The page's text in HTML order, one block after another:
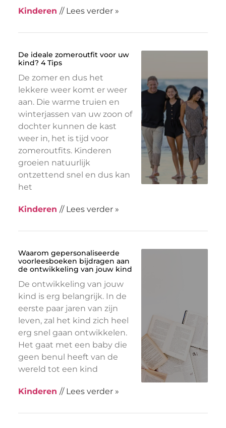
Kinderen // Lees verder »
De ideale zomeroutfit voor uw
kind? 4 Tips
De zomer en dus het
lekkere weer komt er weer
aan. Die warme truien en
winterjassen van uw zoon of
dochter kunnen de kast
weer in, het is tijd voor
zomeroutfits. Kinderen
groeien natuurlijk
ontzettend snel en dus kan
het
Kinderen // Lees verder »
Waarom gepersonaliseerde
voorleesboeken bijdragen aan
de ontwikkeling van jouw kind
De ontwikkeling van jouw
kind is erg belangrijk. In de
eerste paar jaren van zijn
leven, zal het kind zich heel
erg snel gaan ontwikkelen.
Het gaat met een baby die
geen benul heeft van de
wereld tot een kind
Kinderen // Lees verder »